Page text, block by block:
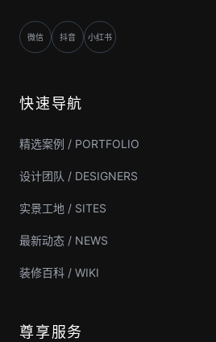
微信 抖音 小红书
快速导航
精选案例 / PORTFOLIO
设计团队 / DESIGNERS
实景工地 / SITES
最新动态 / NEWS
装修百科 / WIKI
尊享服务